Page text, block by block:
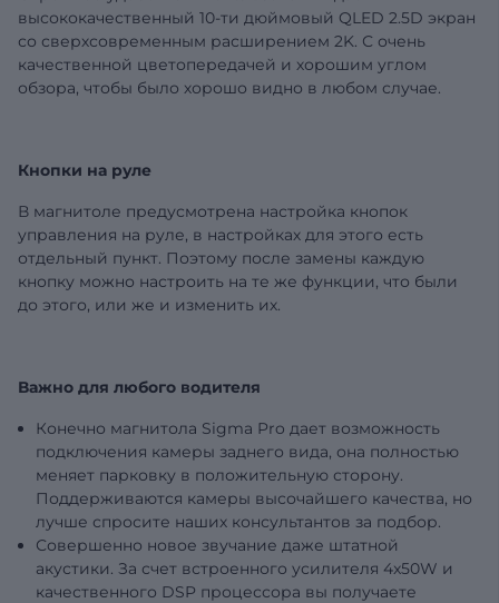
высококачественный 10-ти дюймовый QLED 2.5D экран
со сверхсовременным расширением 2K. С очень
качественной цветопередачей и хорошим углом
обзора, чтобы было хорошо видно в любом случае.
Кнопки на руле
В магнитоле предусмотрена настройка кнопок
управления на руле, в настройках для этого есть
отдельный пункт. Поэтому после замены каждую
кнопку можно настроить на те же функции, что были
до этого, или же и изменить их.
Важно для любого водителя
Конечно магнитола Sigma Pro дает возможность
подключения камеры заднего вида, она полностью
меняет парковку в положительную сторону.
Поддерживаются камеры высочайшего качества, но
лучше спросите наших консультантов за подбор.
Совершенно новое звучание даже штатной
акустики. За счет встроенного усилителя 4x50W и
качественного DSP процессора вы получаете